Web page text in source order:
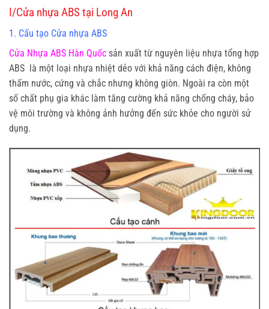
I/Cửa nhựa ABS tại Long An
1. Cấu tạo Cửa nhựa ABS
Cửa Nhựa ABS Hàn Quốc sản xuất từ nguyên liệu nhựa tổng hợp
ABS là một loại nhựa nhiệt dẻo với khả năng cách điện, không
thấm nước, cứng và chắc nhưng không giòn. Ngoài ra còn một
số chất phụ gia khác làm tăng cường khả năng chống cháy, bảo
vệ môi trường và không ảnh hưởng đến sức khỏe cho người sử
dụng.